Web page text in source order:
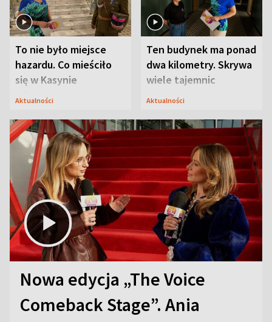
To nie było miejsce
hazardu. Co mieściło
się w Kasynie
Oficerskim?
Aktualności
Ten budynek ma ponad
dwa kilometry. Skrywa
wiele tajemnic
Aktualności
Nowa edycja „The Voice
Comeback Stage”. Ania